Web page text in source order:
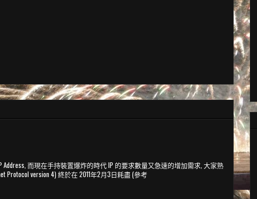
而現在手持裝置爆炸的時代 IP 的要求數量又急速的增加需求, 大家熟
Protocol version 4) 終於在 2011年2月3日耗盡 (參考